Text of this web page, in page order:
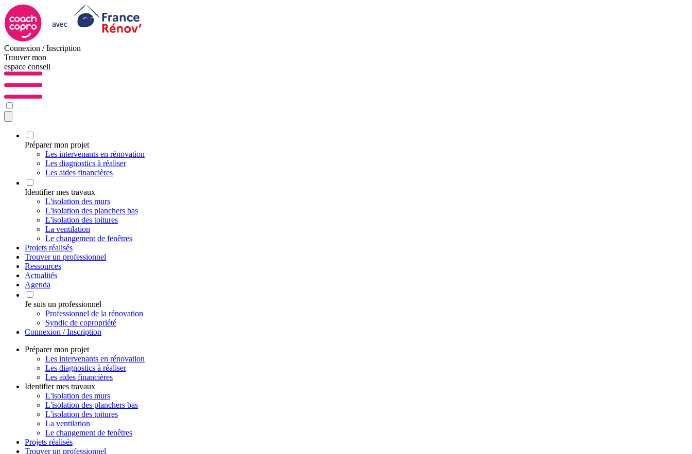
Connexion / Inscription
Trouver mon
espace conseil
Préparer mon projet
Les intervenants en rénovation
Les diagnostics à réaliser
Les aides financières
Identifier mes travaux
L'isolation des murs
L'isolation des planchers bas
L'isolation des toitures
La ventilation
Le changement de fenêtres
Projets réalisés
Trouver un professionnel
Ressources
Actualités
Agenda
Je suis un professionnel
Professionnel de la rénovation
Syndic de copropriété
Connexion / Inscription
Préparer mon projet
Les intervenants en rénovation
Les diagnostics à réaliser
Les aides financières
Identifier mes travaux
L'isolation des murs
L'isolation des planchers bas
L'isolation des toitures
La ventilation
Le changement de fenêtres
Projets réalisés
Trouver un professionnel